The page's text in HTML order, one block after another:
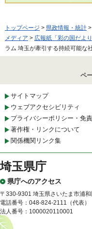
トップページ > 県政情報・統計 >
メディア > 広報紙「彩の国だより
ラム 埼玉が牽引する持続可能な
ペ
サイトマップ
ウェブアクセシビリティ
プライバシーポリシー・免
著作権・リンクについて
関係機関リンク集
埼玉県庁
県庁へのアクセス
〒330-9301 埼玉県さいたま市浦
電話番号：048-824-2111（代表）
法人番号：1000020110001